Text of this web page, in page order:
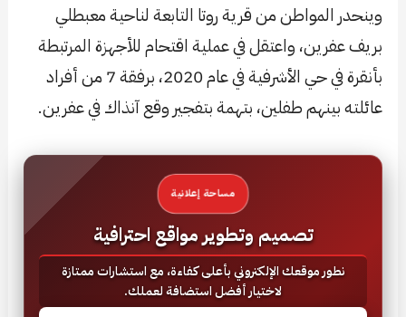
وينحدر المواطن من قرية روتا التابعة لناحية معبطلي
بريف عفرين، واعتقل في عملية اقتحام للأجهزة المرتبطة
بأنقرة في حي الأشرفية في عام 2020، برفقة 7 من أفراد
عائلته بينهم طفلين، بتهمة بتفجير وقع آنذاك في عفرين.
مساحة إعلانية
تصميم وتطوير مواقع احترافية
نطور موقعك الإلكتروني بأعلى كفاءة، مع استشارات ممتازة
لاختيار أفضل استضافة لعملك.